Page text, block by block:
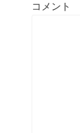
コメント